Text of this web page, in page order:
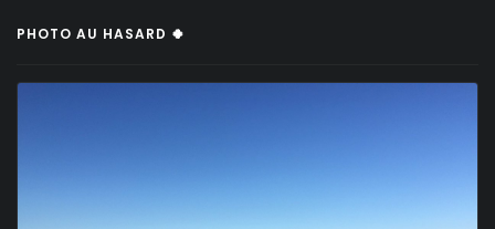
PHOTO AU HASARD 🍀